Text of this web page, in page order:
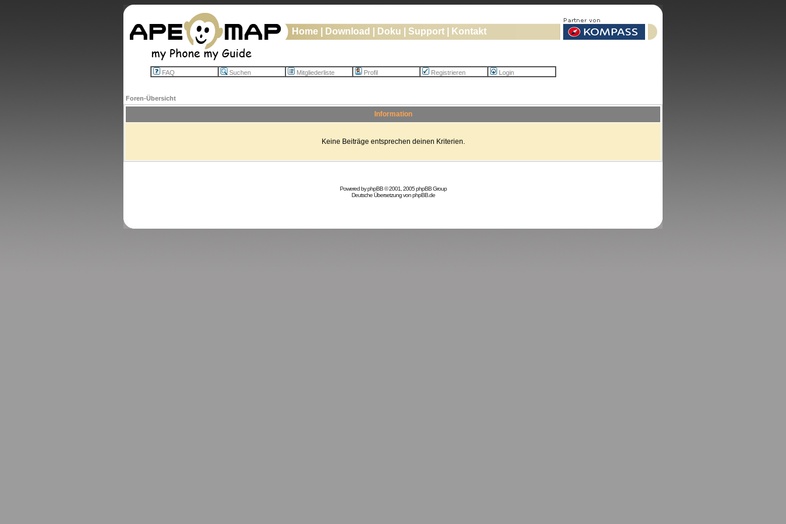
Home Download Doku Support Kontakt
FAQ Suchen Mitgliederliste Profil Registrieren Login
Foren-Übersicht
Information
Keine Beiträge entsprechen deinen Kriterien.
Powered byphpBB© 2001, 2005 phpBB Group
Deutsche Übersetzung vonphpBB.de